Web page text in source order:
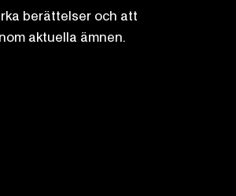
berättelser och att
aktuella ämnen.